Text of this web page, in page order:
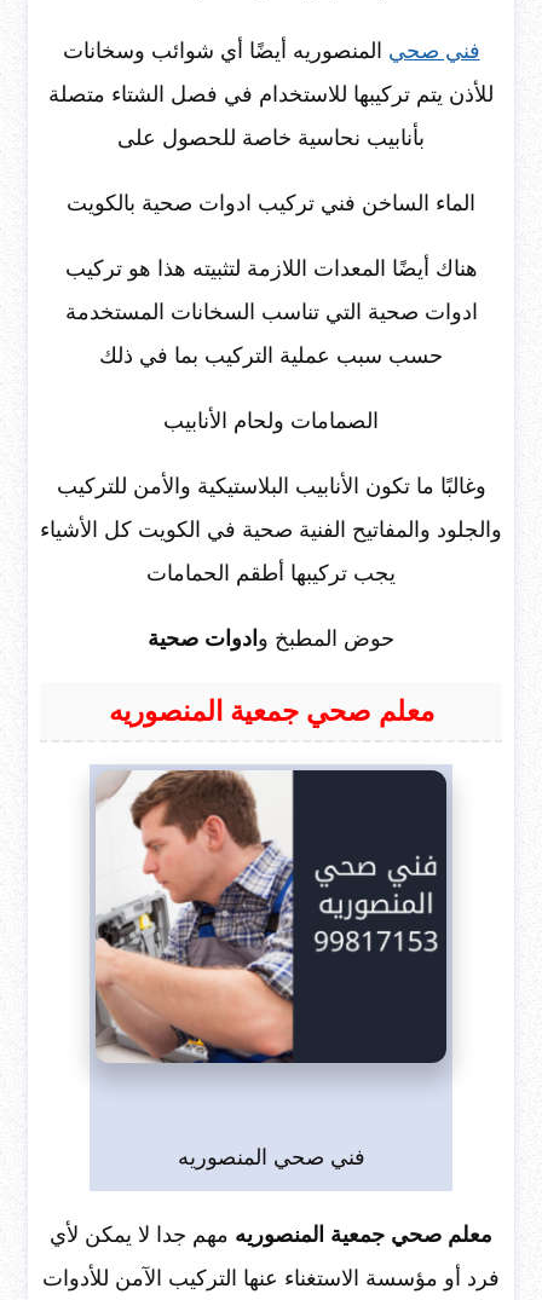
فني صحي المنصوريه أيضًا أي شوائب وسخانات
للأذن يتم تركيبها للاستخدام في فصل الشتاء متصلة
بأنابيب نحاسية خاصة للحصول على
الماء الساخن فني تركيب ادوات صحية بالكويت
هناك أيضًا المعدات اللازمة لتثبيته هذا هو تركيب
ادوات صحية التي تناسب السخانات المستخدمة
حسب سبب عملية التركيب بما في ذلك
الصمامات ولحام الأنابيب
وغالبًا ما تكون الأنابيب البلاستيكية والأمن للتركيب
والجلود والمفاتيح الفنية صحية في الكويت كل الأشياء
يجب تركيبها أطقم الحمامات
حوض المطبخ و ادوات صحية
معلم صحي جمعية المنصوريه
فني صحي المنصوريه
معلم صحي جمعية المنصوريه مهم جدا لا يمكن لأي
فرد أو مؤسسة الاستغناء عنها التركيب الآمن للأدوات